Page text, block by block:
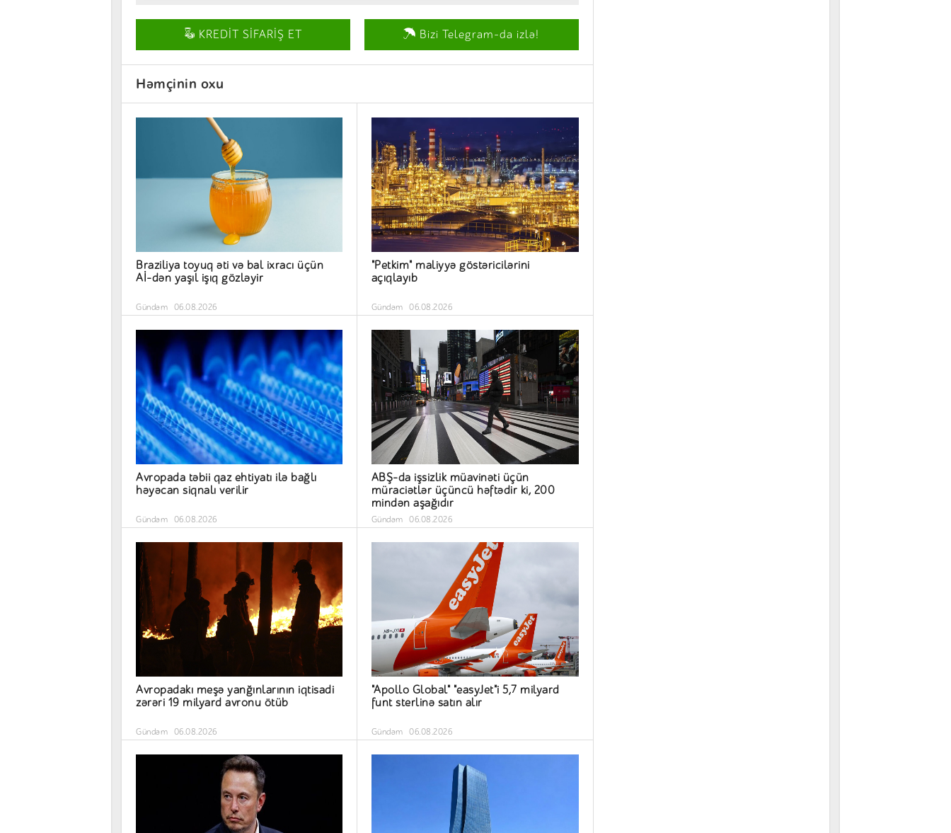
KREDİT SİFARİŞ ET Bizi Telegram-da izlə!
Həmçinin oxu
Braziliya toyuq əti və bal ixracı üçün
Aİ-dən yaşıl işıq gözləyir
Gündəm 06.08.2026
"Petkim" maliyyə göstəricilərini
açıqlayıb
Gündəm 06.08.2026
Avropada təbii qaz ehtiyatı ilə bağlı
həyəcan siqnalı verilir
Gündəm 06.08.2026
ABŞ-da işsizlik müavinəti üçün
müraciətlər üçüncü həftədir ki, 200
mindən aşağıdır
Gündəm 06.08.2026
Avropadakı meşə yanğınlarının iqtisadi
zərəri 19 milyard avronu ötüb
Gündəm 06.08.2026
"Apollo Global" "easyJet"i 5,7 milyard
funt sterlinə satın alır
Gündəm 06.08.2026